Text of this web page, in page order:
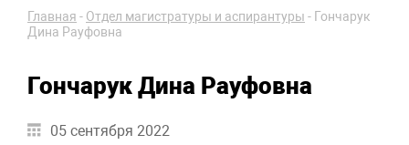
Главная - Отдел магистратуры и аспирантуры - Гончарук
Дина Рауфовна
Гончарук Дина Рауфовна
05 сентября 2022